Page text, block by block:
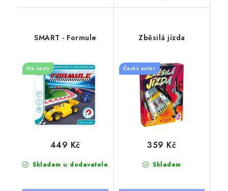
SMART - Formule
Na cesty
Skladem u dodavatele
449 Kč
Zběsilá jízda
Český autor
Skladem
359 Kč